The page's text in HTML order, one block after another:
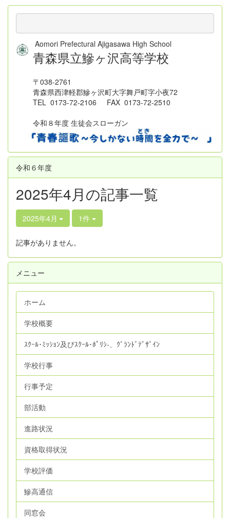
Aomori Prefectural Ajigasawa High School
青森県立鰺ヶ沢高等学校
〒038-2761
青森県西津軽郡鰺ヶ沢町大字舞戸町字小夜72
TEL 0173-72-2106 FAX 0173-72-2510
令和８年度 生徒会スローガン
令和６年度
2025年4月の記事一覧
2025年4月 1件
記事がありません。
メニュー
ホーム
学校概要
ｽｸｰﾙ･ﾐｯｼｮﾝ及びｽｸｰﾙ･ﾎﾟﾘｼ‐、ｸﾞﾗﾝﾄﾞﾃﾞｻﾞｲﾝ
学校行事
行事予定
部活動
進路状況
資格取得状況
学校評価
鰺高通信
同窓会